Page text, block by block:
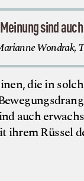
sind
Wondrak,
die in
auch
Rüssel